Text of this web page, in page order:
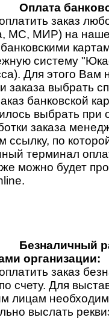
Оплата
заказ
MC, МИР) на
систему
Для этого Вам
заказа выбрать
банковской
выбрать
заказа
ссылку, по
терминал
можно будет
Безналичный
организации:
заказ
счету. Для
лицам
выслать